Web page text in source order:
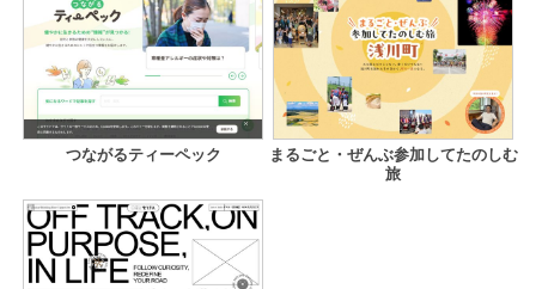
つながるティーペック
まるごと・ぜんぶ参加してたのしむ
旅